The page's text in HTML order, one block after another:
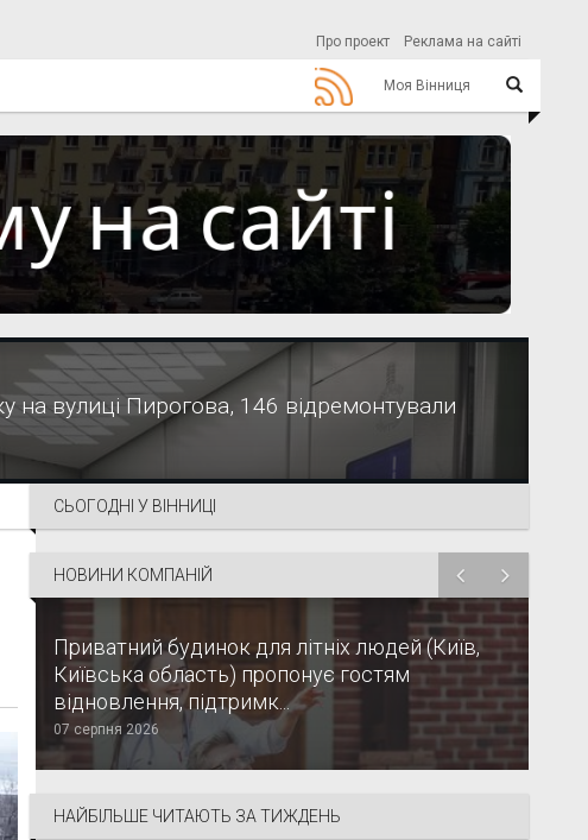
Про проект Реклама на сайті
Моя Вінниця
на вулиці Пирогова, 146 відремонтували
СЬОГОДНІ У ВІННИЦІ
НОВИНИ КОМПАНІЙ
Приватний будинок для літніх людей (Київ,
Київська область) пропонує гостям
відновлення, підтримк...
07 серпня 2026
НАЙБІЛЬШЕ ЧИТАЮТЬ ЗА ТИЖДЕНЬ